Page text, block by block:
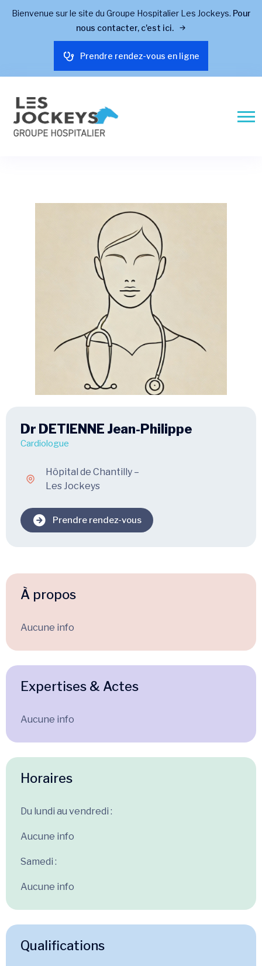
Bienvenue sur le site du Groupe Hospitalier Les Jockeys. Pour
nous contacter, c'est ici.
Prendre rendez-vous en ligne
Dr DETIENNE Jean-Philippe
Cardiologue
Hôpital de Chantilly –
Les Jockeys
Prendre rendez-vous
À propos
Aucune info
Expertises & Actes
Aucune info
Horaires
Du lundi au vendredi :
Aucune info
Samedi :
Aucune info
Qualifications